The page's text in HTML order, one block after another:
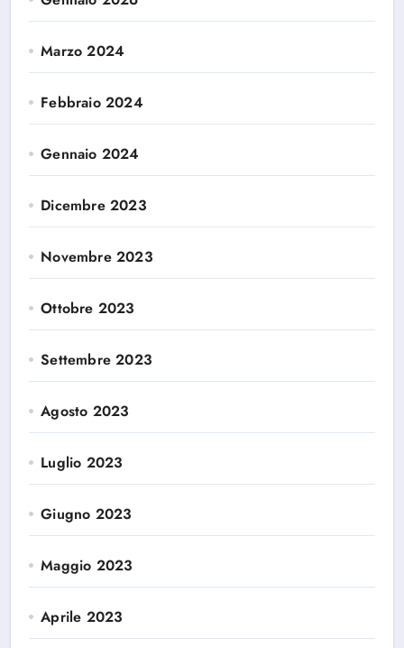
Marzo 2024
Febbraio 2024
Gennaio 2024
Dicembre 2023
Novembre 2023
Ottobre 2023
Settembre 2023
Agosto 2023
Luglio 2023
Giugno 2023
Maggio 2023
Aprile 2023